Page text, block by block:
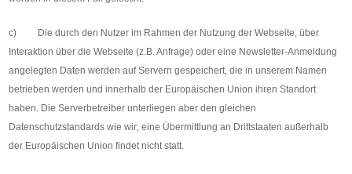
c) Die durch den Nutzer im Rahmen der Nutzung der Webseite, über
Interaktion über die Webseite (z.B. Anfrage) oder eine Newsletter-Anmeldung
angelegten Daten werden auf Servern gespeichert, die in unserem Namen
betrieben werden und innerhalb der Europäischen Union ihren Standort
haben. Die Serverbetreiber unterliegen aber den gleichen
Datenschutzstandards wie wir; eine Übermittlung an Drittstaaten außerhalb
der Europäischen Union findet nicht statt.